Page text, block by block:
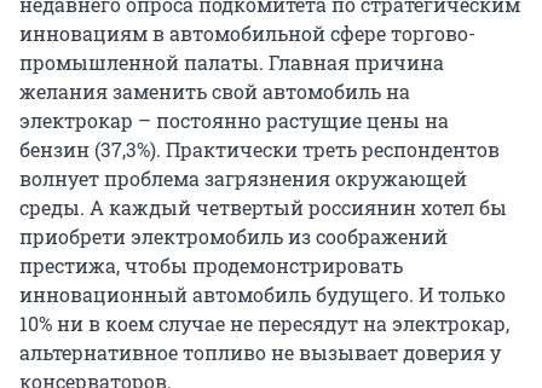
инновациям в автомобильной сфере торгово-
промышленной палаты. Главная причина
желания заменить свой автомобиль на
электрокар – постоянно растущие цены на
бензин (37,3%). Практически треть респондентов
волнует проблема загрязнения окружающей
среды. А каждый четвертый россиянин хотел бы
приобрети электромобиль из соображений
престижа, чтобы продемонстрировать
инновационный автомобиль будущего. И только
10% ни в коем случае не пересядут на электрокар,
альтернативное топливо не вызывает доверия у
консерваторов.